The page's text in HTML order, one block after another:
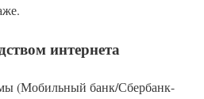
интернета
(Мобильный банк/Сбербанк-